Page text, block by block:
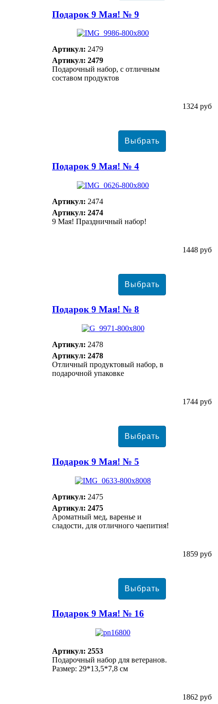
Подарок 9 Мая! № 9
Артикул: 2479
Артикул: 2479
Подарочный набор, с отличным
составом продуктов
1324 руб
Подарок 9 Мая! № 4
Артикул: 2474
Артикул: 2474
9 Мая! Праздничный набор!
1448 руб
Подарок 9 Мая! № 8
Артикул: 2478
Артикул: 2478
Отличный продуктовый набор, в
подарочной упаковке
1744 руб
Подарок 9 Мая! № 5
Артикул: 2475
Артикул: 2475
Ароматный мед, варенье и
сладости, для отличного чаепития!
1859 руб
Подарок 9 Мая! № 16
Артикул: 2553
Подарочный набор для ветеранов.
Размер: 29*13,5*7,8 см
1862 руб